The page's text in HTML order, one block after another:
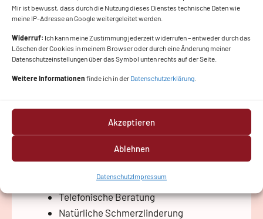
Mir ist bewusst, dass durch die Nutzung dieses Dienstes technische Daten wie
meine IP-Adresse an Google weitergeleitet werden.
Widerruf: Ich kann meine Zustimmung jederzeit widerrufen – entweder durch das
Löschen der Cookies in meinem Browser oder durch eine Änderung meiner
Datenschutzeinstellungen über das Symbol unten rechts auf der Seite.
Weitere Informationen finde ich in der Datenschutzerklärung
Akzeptieren
Ablehnen
DatenschutzImpressum
3. Rufbereitschaft
Drei Wochen vor dem errechneten Termin
beginnt unsere 24/7-Rufbereitschaft. Sobald
telefonisch, bei dir zu Hause oder direkt im
Rufbereitschaft 24/7 über 5 Wochen (SSW
37+0 – 41+6)
ggf. Hausbesuche bei Geburtsbeginn
Telefonische Beratung
Natürliche Schmerzlinderung